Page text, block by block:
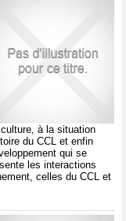
à la situation
du CCL et enfin
qui se
les interactions
celles du CCL et